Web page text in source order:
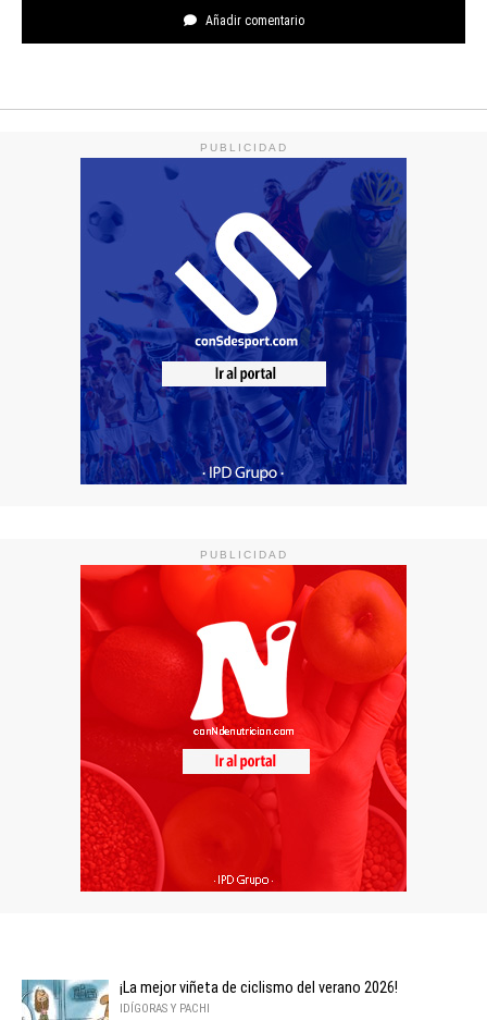
Añadir comentario
PUBLICIDAD
PUBLICIDAD
¡La mejor viñeta de ciclismo del verano 2026!
IDÍGORAS Y PACHI